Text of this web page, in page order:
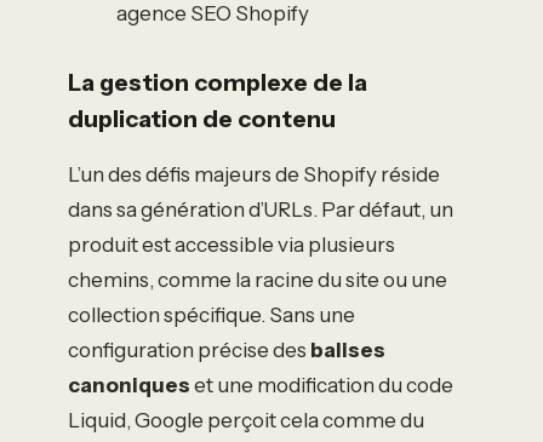
agence SEO Shopify
La gestion complexe de la
duplication de contenu
L’un des défis majeurs de Shopify réside
dans sa génération d’URLs. Par défaut, un
produit est accessible via plusieurs
chemins, comme la racine du site ou une
collection spécifique. Sans une
configuration précise des balises
canoniques et une modification du code
Liquid, Google perçoit cela comme du